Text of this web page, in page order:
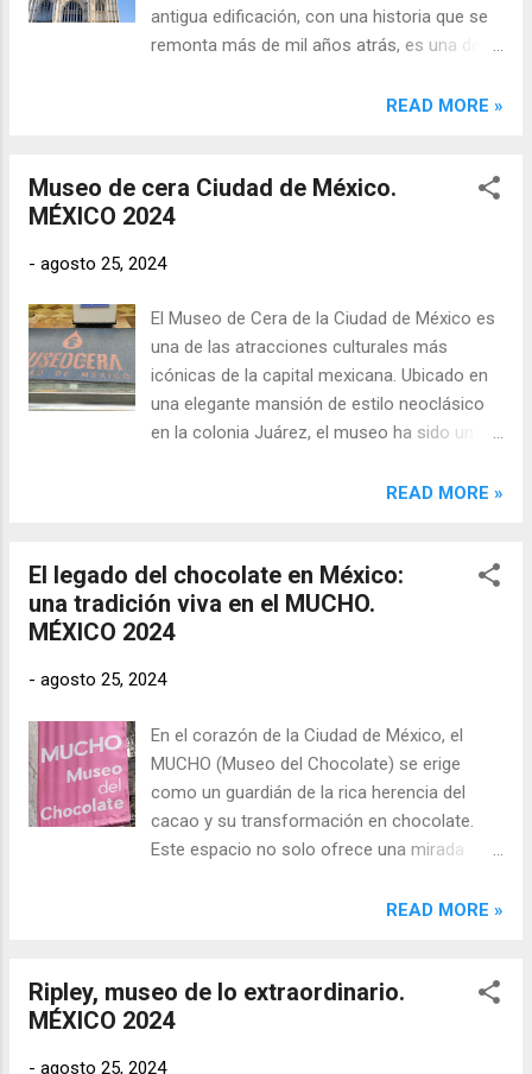
antigua edificación, con una historia que se
remonta más de mil años atrás, es una de
reverenciadas de todo el Reino Unido. La
Westminster , es un símbolo de la grandeza
y la historia de Inglaterra. Su arquitectura
arcos, deja a los visitantes maravillados
su interior.
READ MORE »
Museo de cera Ciudad de México.
MÉXICO 2024
- agosto 25, 2024
El Museo de Cera de la Ciudad de México es
una de las atracciones culturales más
icónicas de la capital mexicana. Ubicado en
una elegante mansión de estilo neoclásico
en la colonia Juárez, el museo ha sido un
desde su apertura en 1979. El edificio, con su
esplendor de una época pasada y
proporciona un entorno perfecto para la
exhibición de figuras de cera de alta calidad.
con el Museo Ripley, ambos situados en la
mismo patio. Esta proximidad no es casual;
ambos museos se complementan al ofrecer
a los visitantes una experiencia que combina
la admiración por la precisión artística de las
figuras de cera con la fascinación por lo
Ripley. Juntos, forman un dúo turístico
READ MORE »
El legado del chocolate en México:
una tradición viva en el MUCHO.
MÉXICO 2024
- agosto 25, 2024
En el corazón de la Ciudad de México, el
MUCHO (Museo del Chocolate) se erige
como un guardián de la rica herencia del
cacao y su transformación en chocolate.
Este espacio no solo ofrece una mirada
también celebra las tradiciones que han
READ MORE »
Ripley, museo de lo extraordinario.
MÉXICO 2024
- agosto 25, 2024